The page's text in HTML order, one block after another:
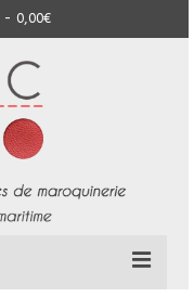
- 0,00€